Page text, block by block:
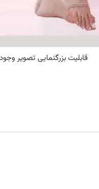
قابلیت بزرگنمایی تصویر